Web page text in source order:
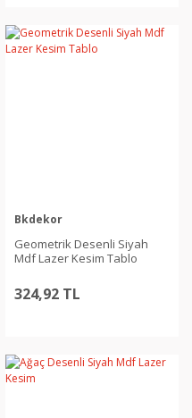
Bkdekor
Geometrik Desenli Siyah
Mdf Lazer Kesim Tablo
324,92 TL